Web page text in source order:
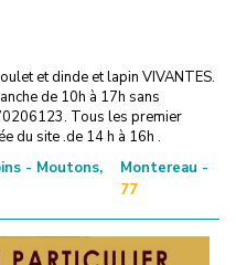
et dinde et lapin VIVANTES.
de 10h à 17h sans
Tous les premier
du site .de 14 h à 16h .
- Moutons,
Montereau -
77